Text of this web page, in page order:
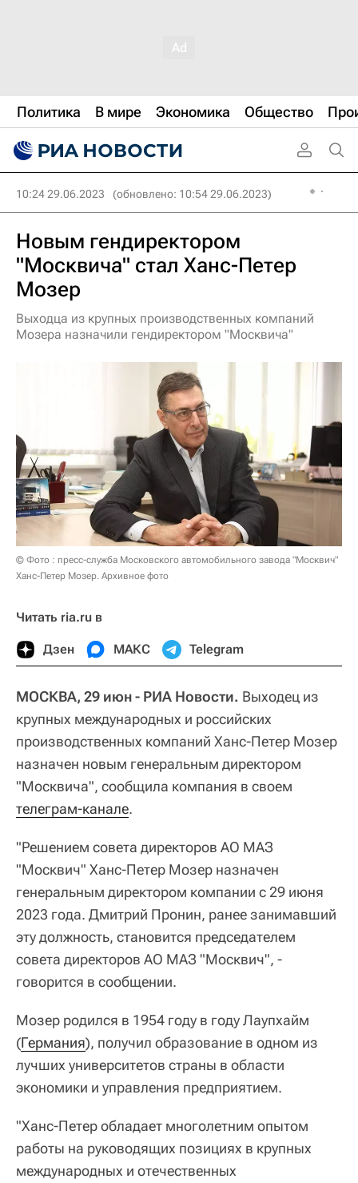
Политика В мире Экономика Общество
10:24 29.06.2023 (обновлено: 10:54 29.06.2023)
Новым гендиректором
"Москвича" стал Ханс-Петер
Мозер
Выходца из крупных производственных компаний
Мозера назначили гендиректором "Москвича"
© Фото : пресс-служба Московского автомобильного завода "Москвич"
Ханс-Петер Мозер. Архивное фото
Читать ria.ru в
Дзен МАКС Telegram
МОСКВА, 29 июн - РИА Новости. Выходец из
крупных международных и российских
производственных компаний Ханс-Петер Мозер
назначен новым генеральным директором
"Москвича", сообщила компания в своем
телеграм-канале.
"Решением совета директоров АО МАЗ
"Москвич" Ханс-Петер Мозер назначен
генеральным директором компании с 29 июня
2023 года. Дмитрий Пронин, ранее занимавший
эту должность, становится председателем
совета директоров АО МАЗ "Москвич", -
говорится в сообщении.
Мозер родился в 1954 году в году Лаупхайм
(Германия), получил образование в одном из
лучших университетов страны в области
экономики и управления предприятием.
"Ханс-Петер обладает многолетним опытом
работы на руководящих позициях в крупных
международных и отечественных